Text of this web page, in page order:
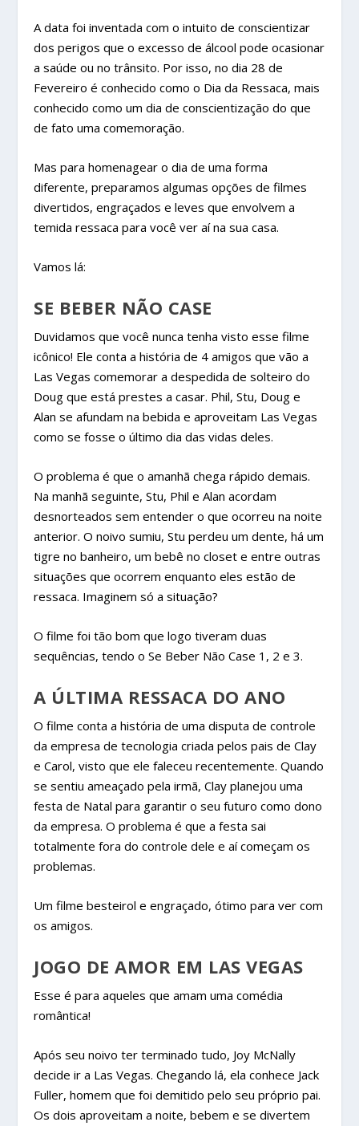
A data foi inventada com o intuito de conscientizar
dos perigos que o excesso de álcool pode ocasionar
a saúde ou no trânsito. Por isso, no dia 28 de
Fevereiro é conhecido como o Dia da Ressaca, mais
conhecido como um dia de conscientização do que
de fato uma comemoração.
Mas para homenagear o dia de uma forma
diferente, preparamos algumas opções de filmes
divertidos, engraçados e leves que envolvem a
temida ressaca para você ver aí na sua casa.
Vamos lá:
SE BEBER NÃO CASE
Duvidamos que você nunca tenha visto esse filme
icônico! Ele conta a história de 4 amigos que vão a
Las Vegas comemorar a despedida de solteiro do
Doug que está prestes a casar. Phil, Stu, Doug e
Alan se afundam na bebida e aproveitam Las Vegas
como se fosse o último dia das vidas deles.
O problema é que o amanhã chega rápido demais.
Na manhã seguinte, Stu, Phil e Alan acordam
desnorteados sem entender o que ocorreu na noite
anterior. O noivo sumiu, Stu perdeu um dente, há um
tigre no banheiro, um bebê no closet e entre outras
situações que ocorrem enquanto eles estão de
ressaca. Imaginem só a situação?
O filme foi tão bom que logo tiveram duas
sequências, tendo o Se Beber Não Case 1, 2 e 3.
A ÚLTIMA RESSACA DO ANO
O filme conta a história de uma disputa de controle
da empresa de tecnologia criada pelos pais de Clay
e Carol, visto que ele faleceu recentemente. Quando
se sentiu ameaçado pela irmã, Clay planejou uma
festa de Natal para garantir o seu futuro como dono
da empresa. O problema é que a festa sai
totalmente fora do controle dele e aí começam os
problemas.
Um filme besteirol e engraçado, ótimo para ver com
os amigos.
JOGO DE AMOR EM LAS VEGAS
Esse é para aqueles que amam uma comédia
romântica!
Após seu noivo ter terminado tudo, Joy McNally
decide ir a Las Vegas. Chegando lá, ela conhece Jack
Fuller, homem que foi demitido pelo seu próprio pai.
Os dois aproveitam a noite, bebem e se divertem